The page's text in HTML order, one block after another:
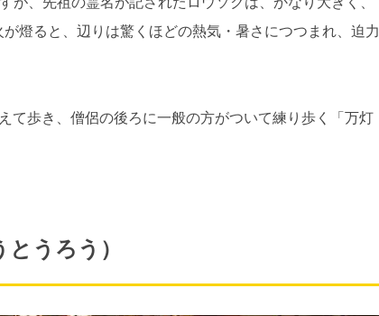
燈ると、辺りは驚くほどの熱気・暑さにつつまれ、迫力
て歩き、僧侶の後ろに一般の方がついて練り歩く「万灯
うろう）